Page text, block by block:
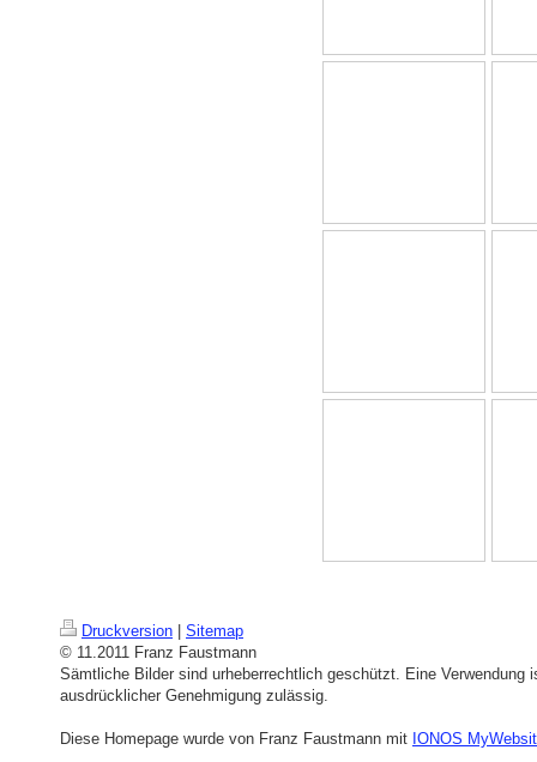
Druckversion
Sitemap
© 11.2011 Franz Faustmann
Sämtliche Bilder sind urheberrechtlich geschützt. Eine Verwendung
ausdrücklicher Genehmigung zulässig.
Diese Homepage wurde von Franz Faustmann mit IONOS